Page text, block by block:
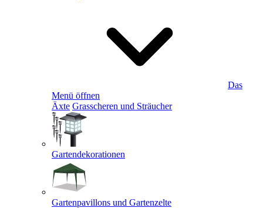
Das
Menü öffnen
Äxte Grasscheren und Sträucher
Gartendekorationen
Gartenpavillons und Gartenzelte